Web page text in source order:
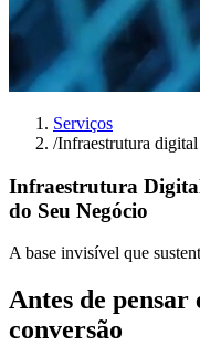
Serviços
/Infraestrutura digital
Infraestrutura
do Seu Negócio
A base invisível que
Antes de pensar
conversão